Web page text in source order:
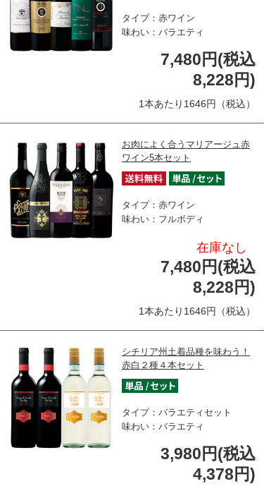
タイプ：赤ワイン
味わい：バラエティ
7,480円(税込
8,228円)
1本あたり1646円（税込）
お肉によく合うマリアージュ赤
ワイン5本セット
タイプ：赤ワイン
味わい：フルボディ
在庫なし
7,480円(税込
8,228円)
1本あたり1646円（税込）
シチリア州土着品種を味わう！
赤白２種４本セット
タイプ：バラエティセット
味わい：バラエティ
3,980円(税込
4,378円)